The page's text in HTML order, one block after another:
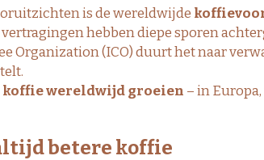
is de wereldwijde
hebben diepe sporen
Organization (ICO)duurt het naar
wereldwijd groeien – in
betere koffie